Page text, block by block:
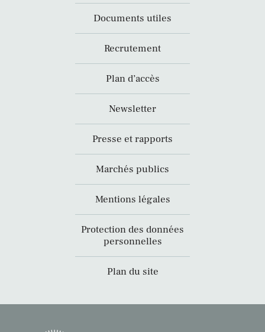
Documents utiles
Recrutement
Plan d’accès
Newsletter
Presse et rapports
Marchés publics
Mentions légales
Protection des données
personnelles
Plan du site